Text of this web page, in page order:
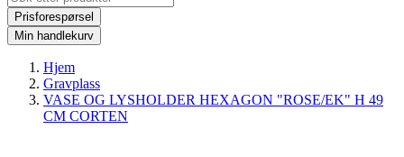
Prisforespørsel
Min handlekurv
Hjem
Gravplass
VASE OG LYSHOLDER HEXAGON "ROSE/EK" H 49
CM CORTEN